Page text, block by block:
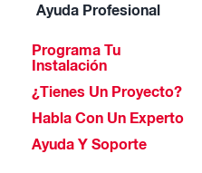
Ayuda Profesional
Programa Tu
Instalación
¿Tienes Un Proyecto?
Habla Con Un Experto
Ayuda Y Soporte